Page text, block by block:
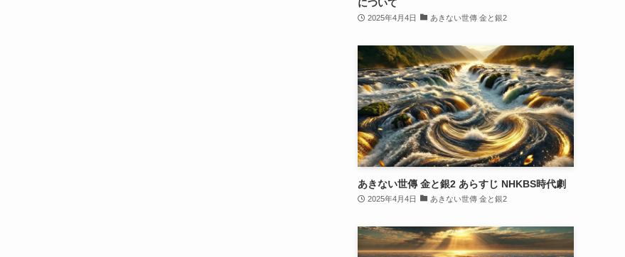
について
2025年4月4日 あきない世傳 金と銀2
あきない世傳 金と銀2 あらすじ NHKBS時代劇
2025年4月4日 あきない世傳 金と銀2